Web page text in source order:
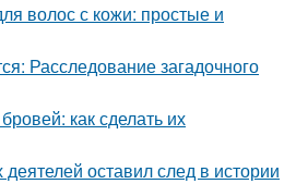
волос с кожи: простые и
Расследование загадочного
как сделать их
деятелей оставил след в истории